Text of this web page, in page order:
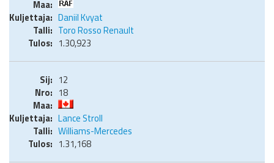
Daniil Kvyat
Toro Rosso Renault
1.30,923
12
18
Lance Stroll
Williams-Mercedes
1.31,168